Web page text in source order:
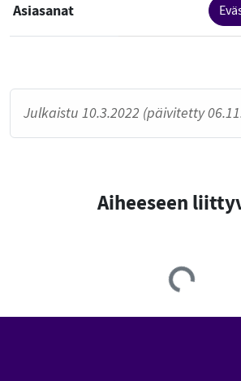
Asiasanat
Julkaistu 10.3.2022 (päivitetty
Aiheeseen
Loading...